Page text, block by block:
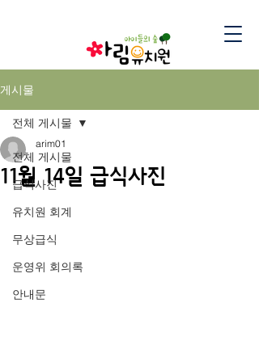
게시물
전체 게시물
급식사진
유치원 회계
무상급식
운영위 회의록
안내문
전체 게시물
11월 14일 급식사진
arim01